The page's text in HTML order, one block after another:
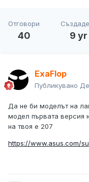
Отговори
40 9 yr
ExaFlop
Публикувано
Да не би моделът на
модел първата версия
на твоя е 207
https://www.asus.com/